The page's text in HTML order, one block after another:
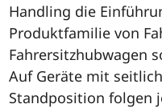
Handling die
Produktfamilie von
Fahrersitzhubwagen
Auf Geräte mit
Standposition folgen